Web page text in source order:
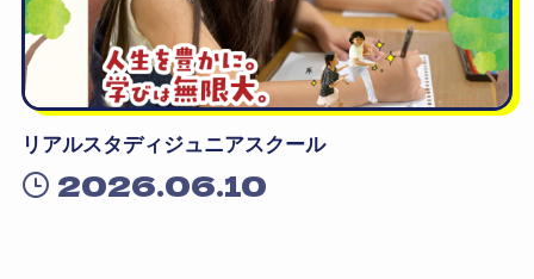
リアルスタディジュニアスクール
2026.06.10